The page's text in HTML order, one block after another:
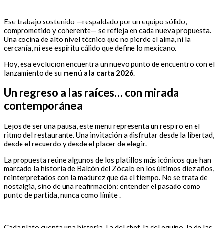
Ese trabajo sostenido —respaldado por un equipo sólido,
comprometido y coherente— se refleja en cada nueva propuesta.
Una cocina de alto nivel técnico que no pierde el alma, ni la
cercanía, ni ese espíritu cálido que define lo mexicano.
Hoy, esa evolución encuentra un nuevo punto de encuentro con el
lanzamiento de su menú a la carta 2026.
Un regreso a las raíces… con mirada
contemporánea
Lejos de ser una pausa, este menú representa un respiro en el
ritmo del restaurante. Una invitación a disfrutar desde la libertad,
desde el recuerdo y desde el placer de elegir.
La propuesta reúne algunos de los platillos más icónicos que han
marcado la historia de Balcón del Zócalo en los últimos diez años,
reinterpretados con la madurez que da el tiempo. No se trata de
nostalgia, sino de una reafirmación: entender el pasado como
punto de partida, nunca como límite .